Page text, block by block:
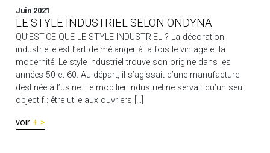
Juin 2021
LE STYLE INDUSTRIEL SELON ONDYNA
QU’EST-CE QUE LE STYLE INDUSTRIEL ? La décoration
industrielle est l’art de mélanger à la fois le vintage et la
modernité. Le style industriel trouve son origine dans les
années 50 et 60. Au départ, il s’agissait d’une manufacture
destinée à l’usine. Le mobilier industriel ne servait qu’un seul
objectif : être utile aux ouvriers […]
voir